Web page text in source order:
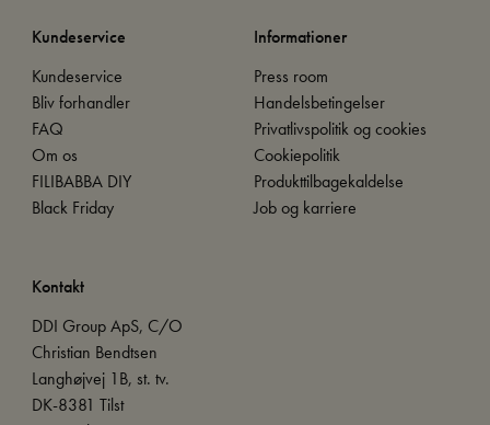
Kundeservice
Kundeservice
Bliv forhandler
FAQ
Om os
FILIBABBA DIY
Black Friday
Informationer
Press room
Handelsbetingelser
Privatlivspolitik og cookies
Cookiepolitik
Produkttilbagekaldelse
Job og karriere
Kontakt
DDI Group ApS, C/O
Christian Bendtsen
Langhøjvej 1B, st. tv.
DK-8381 Tilst